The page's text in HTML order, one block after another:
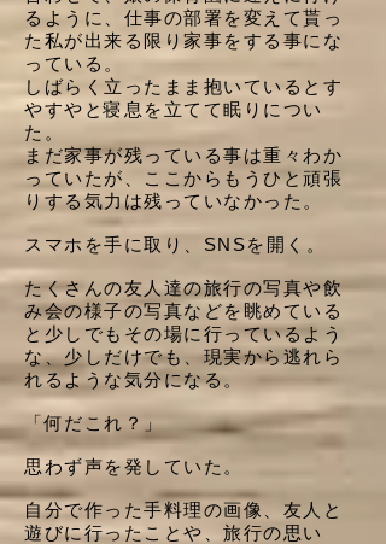
るように、仕事の部署を変えて貰っ
た私が出来る限り家事をする事にな
っている。
しばらく立ったまま抱いているとす
やすやと寝息を立てて眠りについ
た。
まだ家事が残っている事は重々わか
っていたが、ここからもうひと頑張
りする気力は残っていなかった。
スマホを手に取り、SNSを開く。
たくさんの友人達の旅行の写真や飲
み会の様子の写真などを眺めている
と少しでもその場に行っているよう
な、少しだけでも、現実から逃れら
れるような気分になる。
「何だこれ？」
思わず声を発していた。
自分で作った手料理の画像、友人と
遊びに行ったことや、旅行の思い